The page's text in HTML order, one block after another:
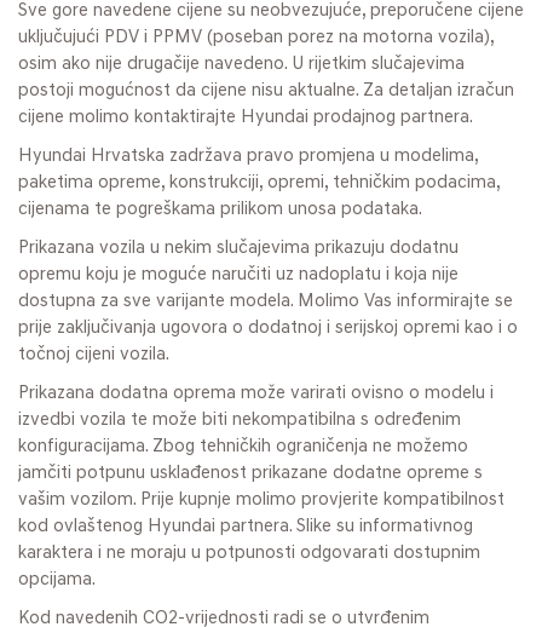
Sve gore navedene cijene su neobvezujuće, preporučene cijene
uključujući PDV i PPMV (poseban porez na motorna vozila),
osim ako nije drugačije navedeno. U rijetkim slučajevima
postoji mogućnost da cijene nisu aktualne. Za detaljan izračun
cijene molimo kontaktirajte Hyundai prodajnog partnera.
Hyundai Hrvatska zadržava pravo promjena u modelima,
paketima opreme, konstrukciji, opremi, tehničkim podacima,
cijenama te pogreškama prilikom unosa podataka.
Prikazana vozila u nekim slučajevima prikazuju dodatnu
opremu koju je moguće naručiti uz nadoplatu i koja nije
dostupna za sve varijante modela. Molimo Vas informirajte se
prije zaključivanja ugovora o dodatnoj i serijskoj opremi kao i o
točnoj cijeni vozila.
Prikazana dodatna oprema može varirati ovisno o modelu i
izvedbi vozila te može biti nekompatibilna s određenim
konfiguracijama. Zbog tehničkih ograničenja ne možemo
jamčiti potpunu usklađenost prikazane dodatne opreme s
vašim vozilom. Prije kupnje molimo provjerite kompatibilnost
kod ovlaštenog Hyundai partnera. Slike su informativnog
karaktera i ne moraju u potpunosti odgovarati dostupnim
opcijama.
Kod navedenih CO2-vrijednosti radi se o utvrđenim